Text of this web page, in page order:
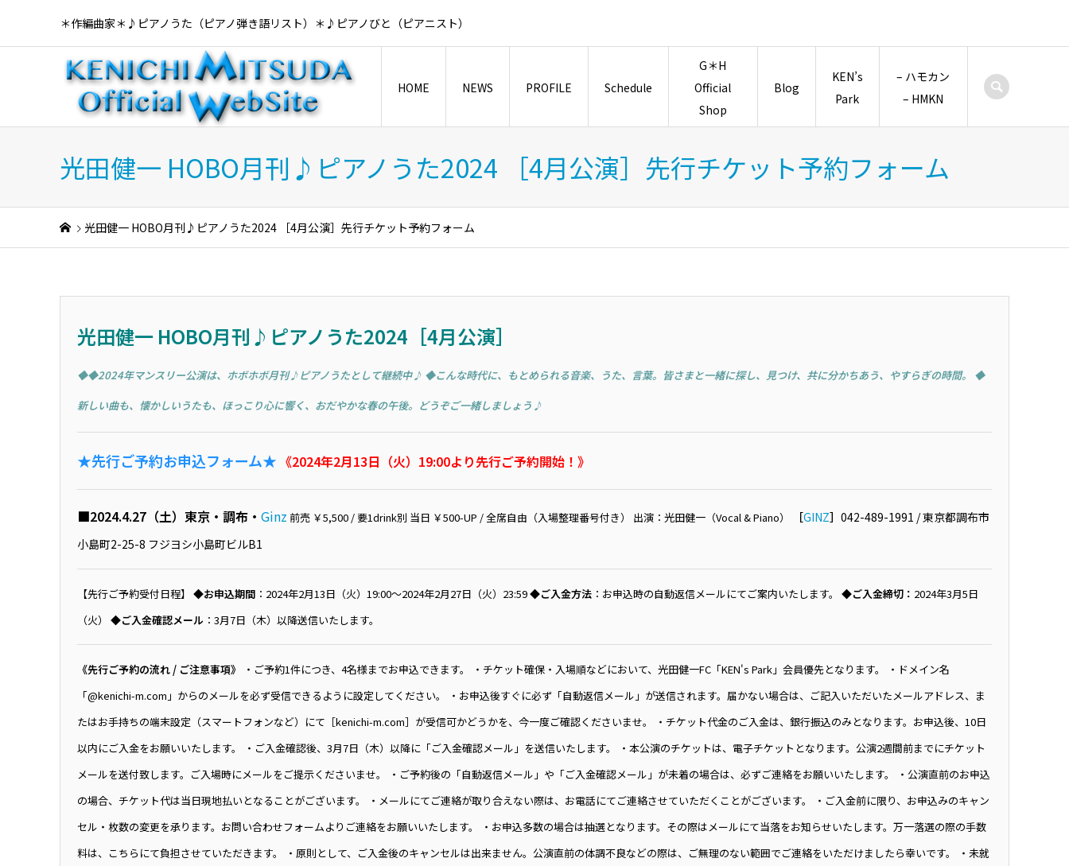
＊作編曲家＊♪ピアノうた（ピアノ弾き語リスト）＊♪ピアノびと（ピアニスト）
HOME NEWS PROFILE Schedule
G＊H
Official
Shop
Blog
KEN’s
Park
– ハモカン
– HMKN
光田健一 HOBO月刊♪ピアノうた2024 ［4月公演］先行チケット予約フォーム
光田健一 HOBO月刊♪ピアノうた2024 ［4月公演］先行チケット予約フォーム
光田健一 HOBO月刊♪ピアノうた2024［4月公演］
◆◆2024年マンスリー公演は、ホボホボ月刊♪ピアノうたとして継続中♪ ◆こんな時代に、もとめられる音楽、うた、言葉。皆さまと一緒に探し、見つけ、共に分かちあう、やすらぎの時間。 ◆
新しい曲も、懐かしいうたも、ほっこり心に響く、おだやかな春の午後。どうぞご一緒しましょう♪
★先行ご予約お申込フォーム★ 《2024年2月13日（火）19:00より先行ご予約開始！》
■2024.4.27（土）東京・調布・ Ginz 前売 ￥5,500 / 要1drink別 当日 ￥500-UP / 全席自由（入場整理番号付き） 出演：光田健一（Vocal & Piano） ［GINZ］ 042-489-1991 / 東京都調布市
小島町2-25-8 フジヨシ小島町ビルB1
【先行ご予約受付日程】 ◆お申込期間：2024年2月13日（火）19:00〜2024年2月27日（火）23:59◆ご入金方法：お申込時の自動返信メールにてご案内いたします。 ◆ご入金締切： 2024年3月5日
（火） ◆ご入金確認メール ：3月7日（木）以降送信いたします。
《先行ご予約の流れ / ご注意事項》
・ご予約1件につき、4名様までお申込できます。 ・チケット確保・入場順などにおいて、光田健一FC「KEN's Park」会員優先となります。 ・ドメイン名
「@kenichi-m.com」からのメールを必ず受信できるように設定してください。 ・お申込後すぐに必ず「自動返信メール」が送信されます。届かない場合は、ご記入いただいたメールアドレス、ま
たはお手持ちの端末設定（スマートフォンなど）にて［kenichi-m.com］が受信可かどうかを、今一度ご確認くださいませ。 ・チケット代金のご入金は、銀行振込のみとなります。お申込後、10日
以内にご入金をお願いいたします。 ・ご入金確認後、3月7日（木）以降に「ご入金確認メール」を送信いたします。 ・本公演のチケットは、電子チケットとなります。公演2週間前までにチケット
メールを送付致します。ご入場時にメールをご提示くださいませ。 ・ご予約後の「自動返信メール」や「ご入金確認メール」が未着の場合は、必ずご連絡をお願いいたします。 ・公演直前のお申込
の場合、チケット代は当日現地払いとなることがございます。 ・メールにてご連絡が取り合えない際は、お電話にてご連絡させていただくことがございます。 ・ご入金前に限り、お申込みのキャン
セル・枚数の変更を承ります。お問い合わせフォームよりご連絡をお願いいたします。 ・お申込多数の場合は抽選となります。その際はメールにて当落をお知らせいたします。万一落選の際の手数
料は、こちらにて負担させていただきます。 ・原則として、ご入金後のキャンセルは出来ません。公演直前の体調不良などの際は、ご無理のない範囲でご連絡をいただけましたら幸いです。 ・未就